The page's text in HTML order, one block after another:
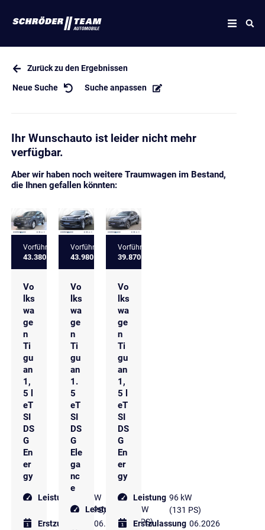
Zurück zu den Ergebnissen
Neue Suche Suche anpassen
Ihr Wunschauto ist leider nicht mehr
verfügbar.
Aber wir haben noch weitere Traumwagen im Bestand,
die Ihnen gefallen könnten:
Vorführfahrzeug
43.380 €
Vo
lks
wa
ge
n
Ti
gu
an
1,
5 l
eT
SI
DS
G
En
er
gy
Leistung
110 kW
(150 PS)
Erstzulassung
06.2026
Vorführfahrzeug
43.980 €
Vo
lks
wa
ge
n
Ti
gu
an
1.
5
eT
SI
DS
G
Ele
ga
nc
e
Leistung
110 kW
(150 PS)
Vorführfahrzeug
39.870 €
Vo
lks
wa
ge
n
Ti
gu
an
1,
5 l
eT
SI
DS
G
En
er
gy
Leistung 96 kW
(131 PS)
Erstzulassung 06.2026